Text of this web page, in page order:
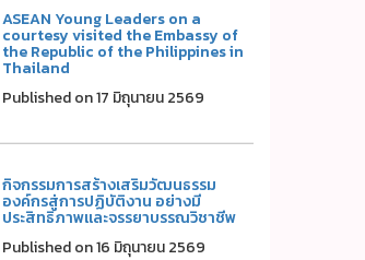
ASEAN Young Leaders on a
courtesy visited the Embassy of
the Republic of the Philippines in
Thailand
Published on 17 มิถุนายน 2569
กิจกรรมการสร้างเสริมวัฒนธรรม
องค์กรสู่การปฏิบัติงาน อย่างมี
ประสิทธิภาพและจรรยาบรรณวิชาชีพ
Published on 16 มิถุนายน 2569